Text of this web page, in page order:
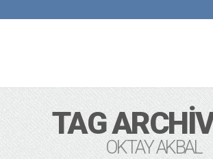
TAG
OKTAY AKBAL